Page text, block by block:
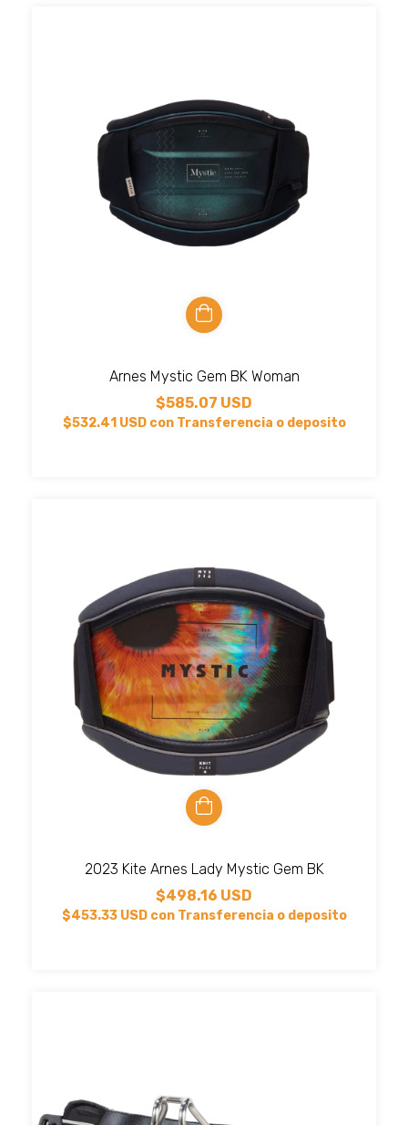
Arnes Mystic Gem BK Woman
$585.07 USD
$532.41 USD con Transferencia o deposito
2023 Kite Arnes Lady Mystic Gem BK
$498.16 USD
$453.33 USD con Transferencia o deposito